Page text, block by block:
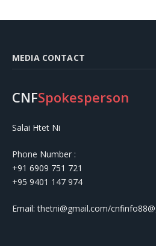
MEDIA CONTACT
CNFSpokesperson
Salai Htet Ni
Phone Number :
+91 6909 751 721
+95 9401 147 974
Email: thetni@gmail.com/